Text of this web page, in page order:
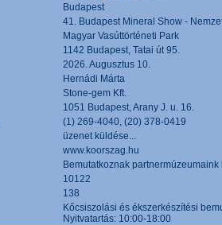
Budapest
41. Budapest Mineral Show -
Magyar Vasúttörténeti Park
1142 Budapest, Tatai út 95.
2026. Augusztus 10.
Hernádi Márta
Stone-gem Kft.
1051 Budapest, Arany J. u. 16.
(1) 269-4040, (20) 378-0419
üzenet küldése...
www.koorszag.hu
Bemutatkoznak
10122
138
Kőcsiszolási és ékszerkészítési
Nyitvatartás: 10:00-18:00